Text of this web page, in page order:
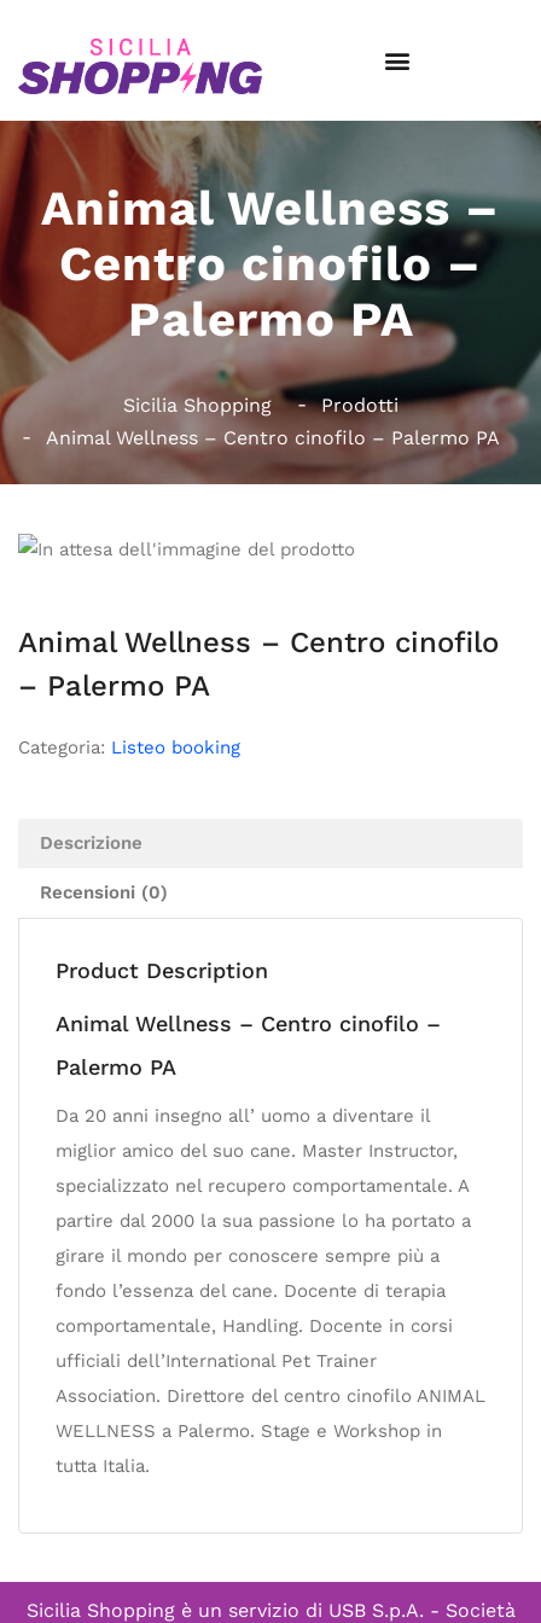
Animal Wellness –
Centro cinofilo –
Palermo PA
Sicilia Shopping
Prodotti
Animal Wellness – Centro cinofilo – Palermo PA
Animal Wellness – Centro cinofilo
– Palermo PA
Categoria: Listeo booking
Descrizione
Recensioni (0)
Product Description
Animal Wellness – Centro cinofilo –
Palermo PA
Da 20 anni insegno all’ uomo a diventare il
miglior amico del suo cane. Master Instructor,
specializzato nel recupero comportamentale. A
partire dal 2000 la sua passione lo ha portato a
girare il mondo per conoscere sempre più a
fondo l’essenza del cane. Docente di terapia
comportamentale, Handling. Docente in corsi
ufficiali dell’International Pet Trainer
Association. Direttore del centro cinofilo ANIMAL
WELLNESS a Palermo. Stage e Workshop in
tutta Italia.
Sicilia Shopping è un servizio di USB S.p.A. - Società